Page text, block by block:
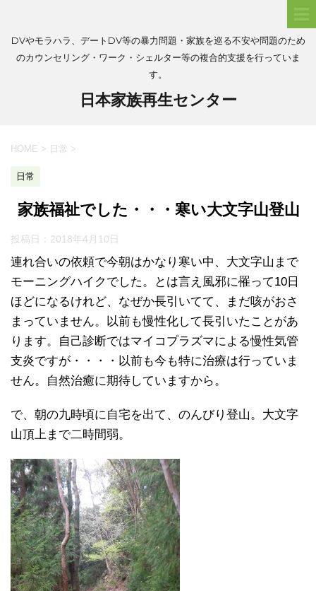
DVやモラハラ、デートDV等の暴力問題・家族を巡る不安や問題のため
のカウンセリング・ワーク・シェルター等の複合的支援を行っていま
す。
日本家族再生センター
HOME > 日常 >
日常
家族福祉でした・・・寒い大文字山登山
投稿日： 2018年4月10日
連れ合いの依頼で今朝はかなり寒い中、大文字山まで
モーニングハイクでした。とは言え風邪に罹って10日
ほどになるけれど、なぜか長引いてて、まだ咳がおさ
まっていません。以前も慢性化して長引いたことがあ
ります。自己診断ではマイコプラズマによる慢性気管
支炎ですが・・・・以前も今も特に治療は行っていま
せん。自然治癒に期待していますから。
で、朝の九時頃に自宅を出て、のんびり登山。大文字
山頂上まで二時間弱。